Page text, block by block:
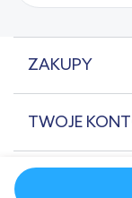
ZAKUPY
TWOJE